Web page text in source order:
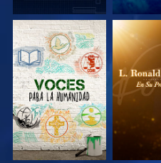
EXPLORA LAS
SERIES
EXPLORA
SERIES